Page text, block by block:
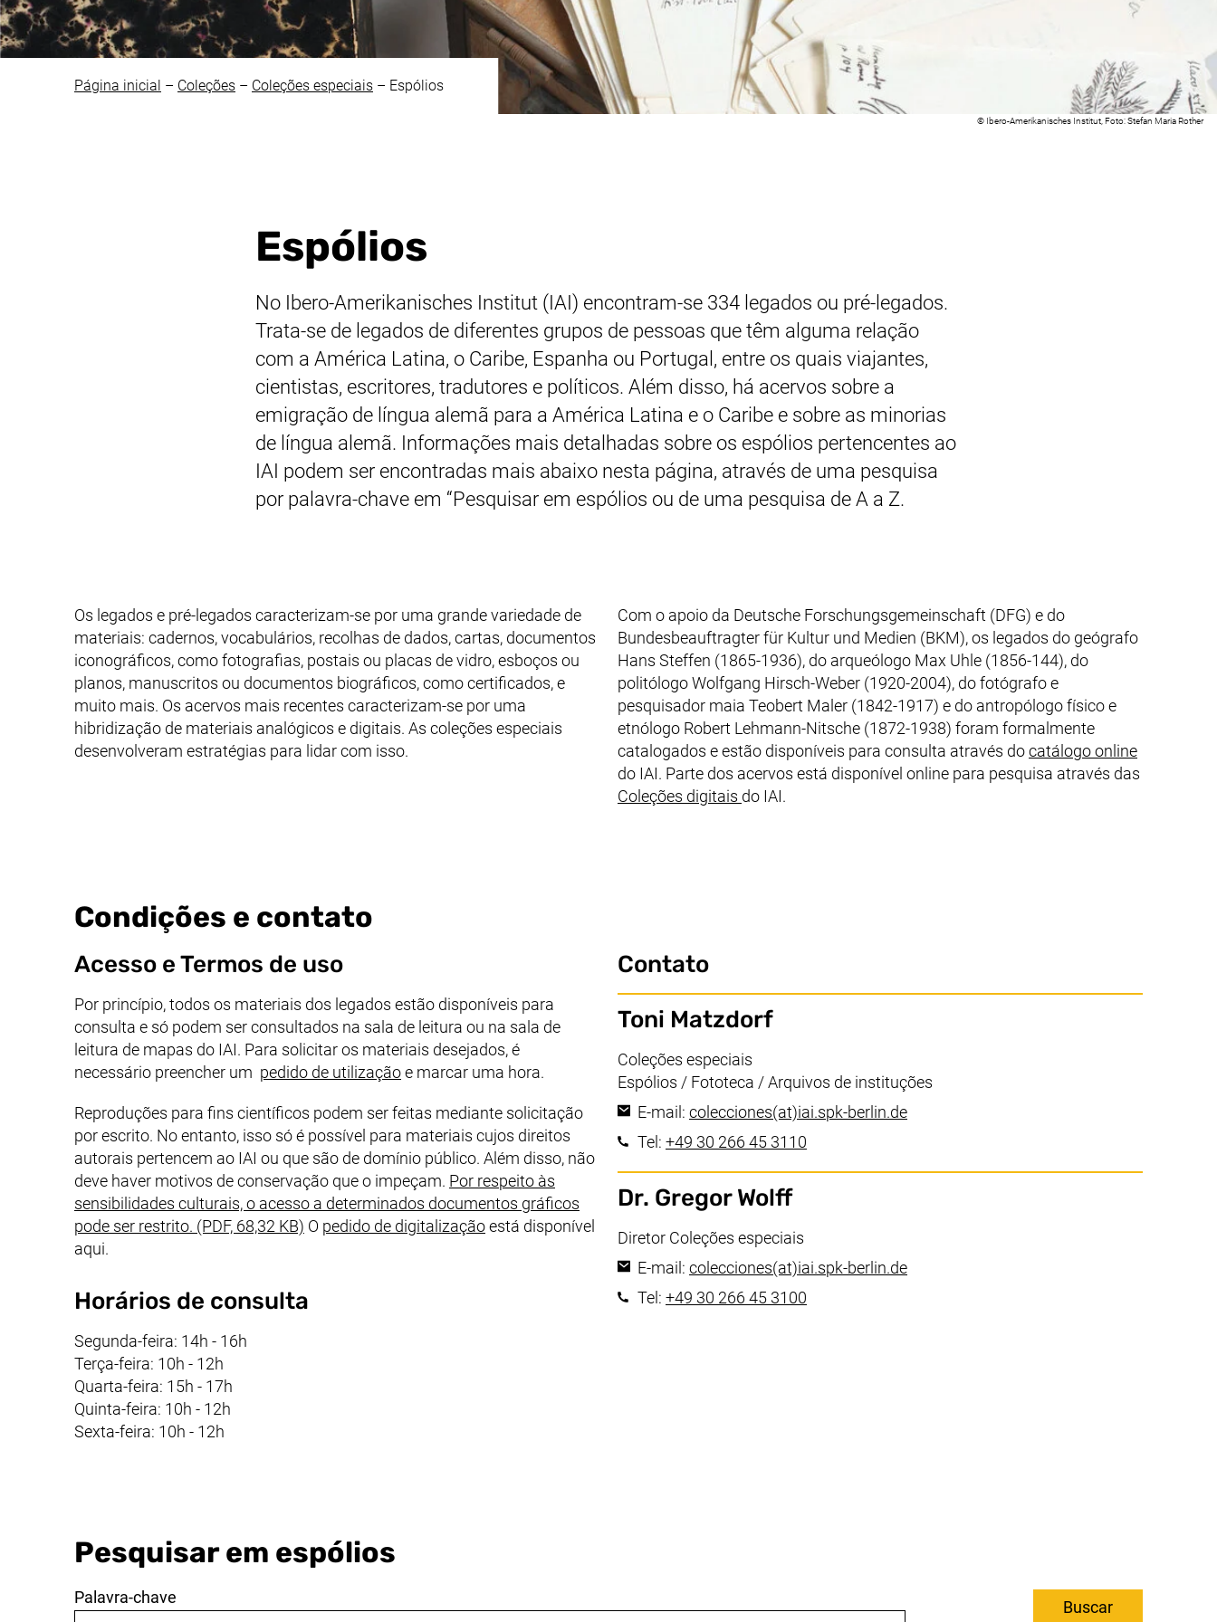
Página inicial – Coleções – Coleções especiais – Espólios
Informações legais sobre a imagem decorativa:
©Ibero-Amerikanisches Institut, Foto: Stefan Maria Rother
Espólios
No Ibero-Amerikanisches Institut (IAI) encontram-se 334 legados ou pré-legados.
Trata-se de legados de diferentes grupos de pessoas que têm alguma relação
com a América Latina, o Caribe, Espanha ou Portugal, entre os quais viajantes,
cientistas, escritores, tradutores e políticos. Além disso, há acervos sobre a
emigração de língua alemã para a América Latina e o Caribe e sobre as minorias
de língua alemã. Informações mais detalhadas sobre os espólios pertencentes ao
IAI podem ser encontradas mais abaixo nesta página, através de uma pesquisa
por palavra-chave em “Pesquisar em espólios ou de uma pesquisa de A a Z.
Os legados e pré-legados caracterizam-se por uma grande variedade de
materiais: cadernos, vocabulários, recolhas de dados, cartas, documentos
iconográficos, como fotografias, postais ou placas de vidro, esboços ou
planos, manuscritos ou documentos biográficos, como certificados, e
muito mais. Os acervos mais recentes caracterizam-se por uma
hibridização de materiais analógicos e digitais. As coleções especiais
desenvolveram estratégias para lidar com isso.
Com o apoio da Deutsche Forschungsgemeinschaft (DFG) e do
Bundesbeauftragter für Kultur und Medien (BKM), os legados do geógrafo
Hans Steffen (1865-1936), do arqueólogo Max Uhle (1856-144), do
politólogo Wolfgang Hirsch-Weber (1920-2004), do fotógrafo e
pesquisador maia Teobert Maler (1842-1917) e do antropólogo físico e
etnólogo Robert Lehmann-Nitsche (1872-1938) foram formalmente
catalogados e estão disponíveis para consulta através docatálogo online(link
do IAI. Parte dos acervos está disponível online para pesquisa através das
Coleções digitais (link externo, abre uma nova janela)
do IAI.
Condições e contato
Acesso e Termos de uso
Por princípio, todos os materiais dos legados estão disponíveis para
consulta e só podem ser consultados na sala de leitura ou na sala de
leitura de mapas do IAI. Para solicitar os materiais desejados, é
necessário preencher um pedido de utilizaçãoe marcar uma hora.
Reproduções para fins científicos podem ser feitas mediante solicitação
por escrito. No entanto, isso só é possível para materiais cujos direitos
autorais pertencem ao IAI ou que são de domínio público. Além disso, não
deve haver motivos de conservação que o impeçam. Por respeito às
sensibilidades culturais, o acesso a determinados documentos gráficos
pode ser restrito. (PDF, 68,32 KB) (abre uma nova janela), (este arquivo não é acessível)
O pedido de digitalizaçãoestá disponível
aqui.
Horários de consulta
Segunda-feira: 14h - 16h
Terça-feira: 10h - 12h
Quarta-feira: 15h - 17h
Quinta-feira: 10h - 12h
Sexta-feira: 10h - 12h
Contato
Toni Matzdorf
Área de trabalho:
Coleções especiais
Espólios / Fototeca / Arquivos de instituções
E-mail: colecciones​(at)​iai.spk-berlin.de(abre seu cliente de e-mail)
Tel: +49 30 266 45 3110
Dr. Gregor Wolff
Área de trabalho:
Diretor Coleções especiais
E-mail: colecciones​(at)​iai.spk-berlin.de(abre seu cliente de e-mail)
Tel: +49 30 266 45 3100
Pesquisar em espólios
Palavra-chave
Buscar